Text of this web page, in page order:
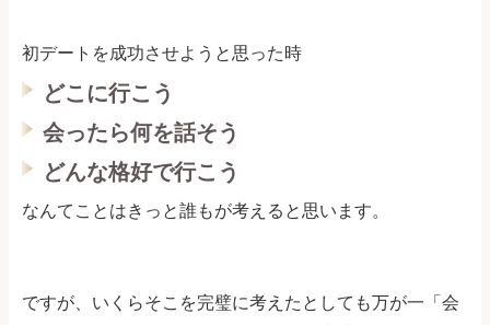
初デートを成功させようと思った時
どこに行こう
会ったら何を話そう
どんな格好で行こう
なんてことはきっと誰もが考えると思います。
ですが、いくらそこを完璧に考えたとしても万が一「会